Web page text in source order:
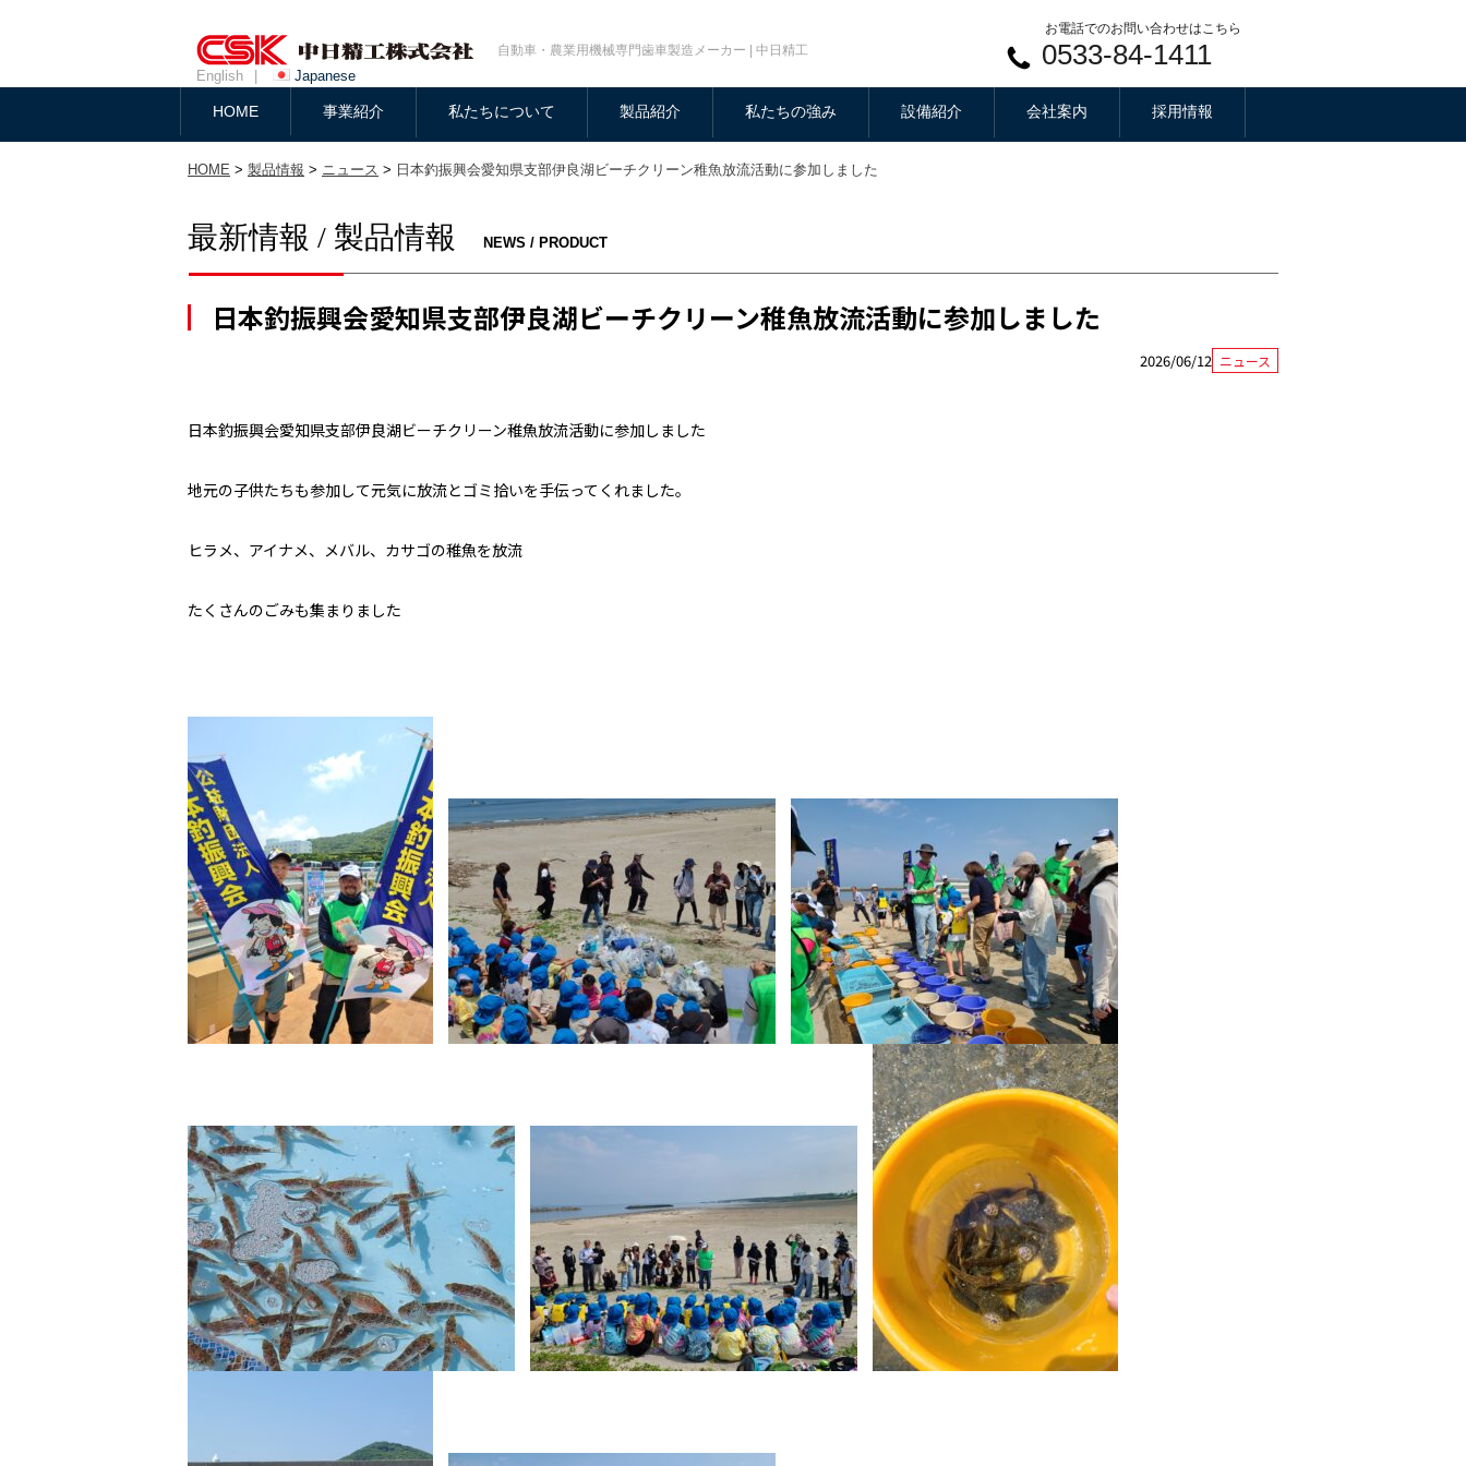
自動車・農業用機械専門歯車製造メーカー | 中日精工
English Japanese
お電話でのお問い合わせはこちら
0533-84-1411
HOME 事業紹介 私たちについて 製品紹介 私たちの強み 設備紹介 会社案内 採用情報
HOME > 製品情報 > ニュース > 日本釣振興会愛知県支部伊良湖ビーチクリーン稚魚放流活動に参加しました
最新情報 / 製品情報 NEWS / PRODUCT
日本釣振興会愛知県支部伊良湖ビーチクリーン稚魚放流活動に参加しました
2026/06/12 ニュース
日本釣振興会愛知県支部伊良湖ビーチクリーン稚魚放流活動に参加しました
地元の子供たちも参加して元気に放流とゴミ拾いを手伝ってくれました。
ヒラメ、アイナメ、メバル、カサゴの稚魚を放流
たくさんのごみも集まりました